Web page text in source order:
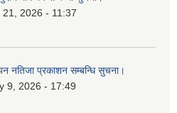
21, 2026 - 11:37
नतिजा प्रकाशन सम्बन्धि सुचना।
9, 2026 - 17:49